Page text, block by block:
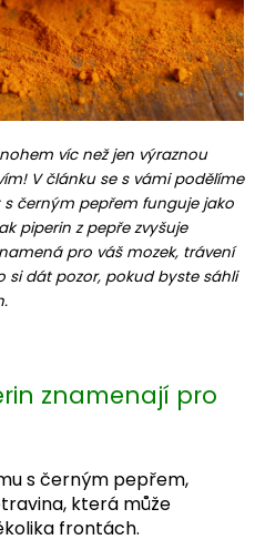
víc než jen výraznou
V článku se s vámi podělíme
černým pepřem funguje jako
piperin z pepře zvyšuje
pro váš mozek, trávení
si dát pozor, pokud byste sáhli
znamenají pro
s černým pepřem,
která může
frontách.